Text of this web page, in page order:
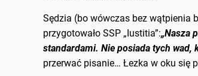
Sędzia (bo wówczas bez wątpienia
przygotowało SSP „Iustitia”:„Nasza
standardami. Nie posiada tych
przerwać pisanie… Łezka w oku się